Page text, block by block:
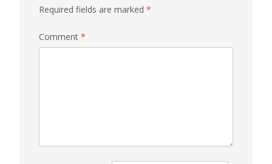
Required fields are marked *
Comment *